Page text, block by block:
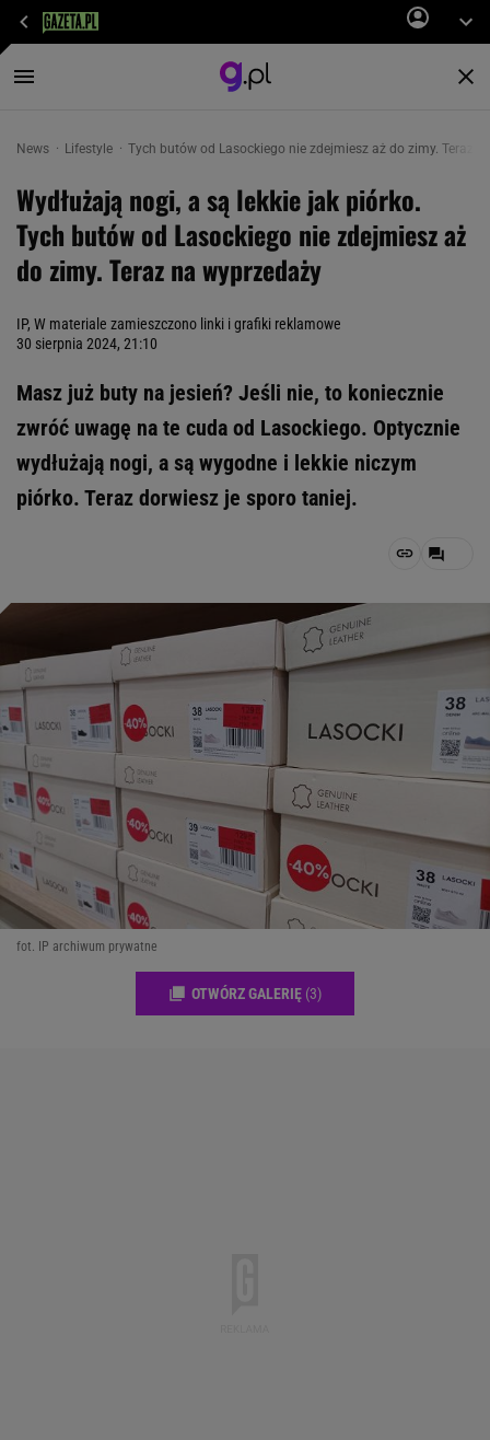
News Lifestyle Tych butów od Lasockiego nie zdejmiesz aż do zimy. Teraz
Wydłużają nogi, a są lekkie jak piórko.
Tych butów od Lasockiego nie zdejmiesz aż
do zimy. Teraz na wyprzedaży
IP, W materiale zamieszczono linki i grafiki reklamowe
30 sierpnia 2024, 21:10
Masz już buty na jesień? Jeśli nie, to koniecznie
zwróć uwagę na te cuda od Lasockiego. Optycznie
wydłużają nogi, a są wygodne i lekkie niczym
piórko. Teraz dorwiesz je sporo taniej.
fot. IP archiwum prywatne
OTWÓRZ GALERIĘ (3)